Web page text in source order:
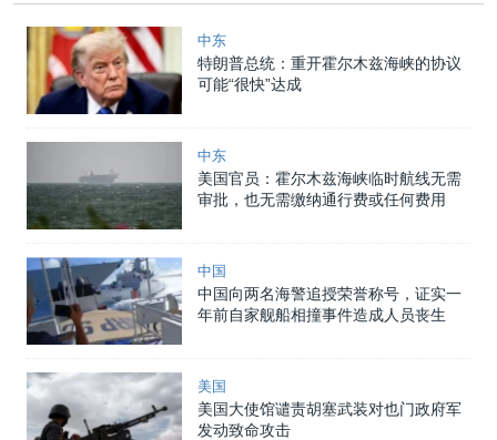
中东
特朗普总统：重开霍尔木兹海峡的协议
可能“很快”达成
中东
美国官员：霍尔木兹海峡临时航线无需
审批，也无需缴纳通行费或任何费用
中国
中国向两名海警追授荣誉称号，证实一
年前自家舰船相撞事件造成人员丧生
美国
美国大使馆谴责胡塞武装对也门政府军
发动致命攻击